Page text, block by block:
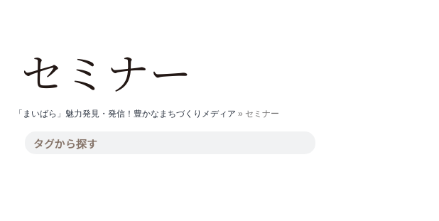
セミナー
「まいばら」魅力発見・発信！豊かなまちづくりメディア » セミナー